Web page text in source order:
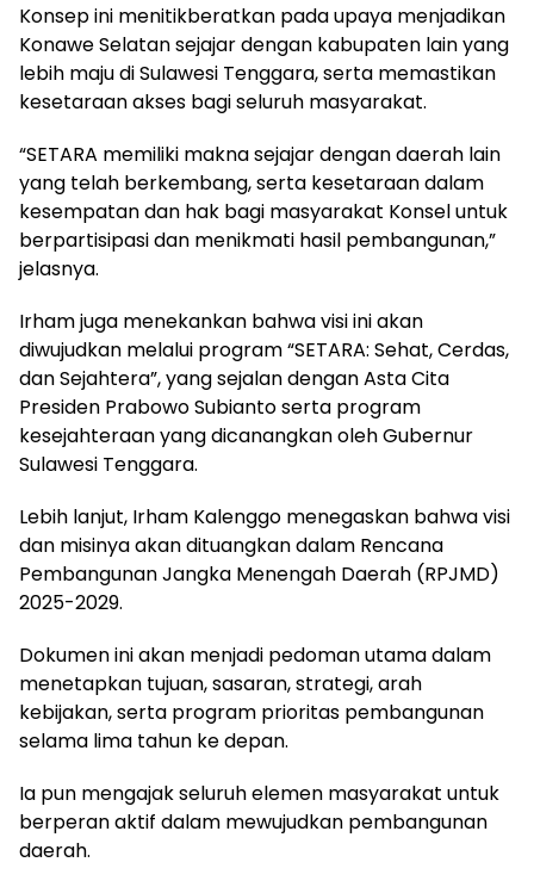
Konsep ini menitikberatkan pada upaya menjadikan
Konawe Selatan sejajar dengan kabupaten lain yang
lebih maju di Sulawesi Tenggara, serta memastikan
kesetaraan akses bagi seluruh masyarakat.
“SETARA memiliki makna sejajar dengan daerah lain
yang telah berkembang, serta kesetaraan dalam
kesempatan dan hak bagi masyarakat Konsel untuk
berpartisipasi dan menikmati hasil pembangunan,”
jelasnya.
Irham juga menekankan bahwa visi ini akan
diwujudkan melalui program “SETARA: Sehat, Cerdas,
dan Sejahtera”, yang sejalan dengan Asta Cita
Presiden Prabowo Subianto serta program
kesejahteraan yang dicanangkan oleh Gubernur
Sulawesi Tenggara.
Lebih lanjut, Irham Kalenggo menegaskan bahwa visi
dan misinya akan dituangkan dalam Rencana
Pembangunan Jangka Menengah Daerah (RPJMD)
2025-2029.
Dokumen ini akan menjadi pedoman utama dalam
menetapkan tujuan, sasaran, strategi, arah
kebijakan, serta program prioritas pembangunan
selama lima tahun ke depan.
Ia pun mengajak seluruh elemen masyarakat untuk
berperan aktif dalam mewujudkan pembangunan
daerah.